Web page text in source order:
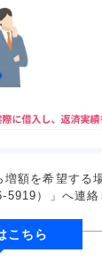
増額を希望する
）」へ連絡
こちら